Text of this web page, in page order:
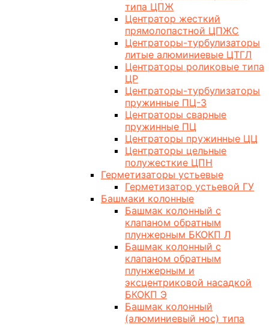
типа ЦПЖ
Центратор жесткий
прямолопастной ЦПЖС
Центраторы-турбулизаторы
литые алюминиевые ЦТГЛ
Центраторы роликовые типа
ЦР
Центраторы-турбулизаторы
пружинные ПЦ-3
Центраторы сварные
пружинные ПЦ
Центраторы пружинные ЦЦ
Центраторы цельные
полужесткие ЦПН
Герметизаторы устьевые
Герметизатор устьевой ГУ
Башмаки колонные
Башмак колонный с
клапаном обратным
плунжерным БКОКП Л
Башмак колонный с
клапаном обратным
плунжерным и
эксцентриковой насадкой
БКОКП Э
Башмак колонный
(алюминиевый нос) типа